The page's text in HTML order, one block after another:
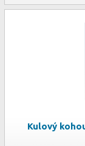
Kulový